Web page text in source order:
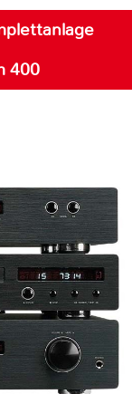
400